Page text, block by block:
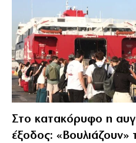
Στο κατακόρυφο η
έξοδος: «Βουλιάζουν»